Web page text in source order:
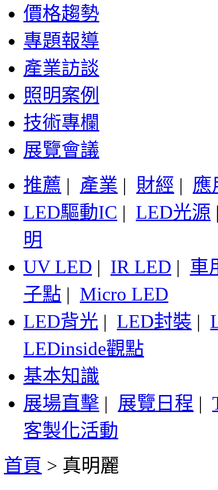
價格趨勢
專題報導
產業訪談
照明案例
技術專欄
展覽會議
推薦 | 產業 | 財經 | 應
LED驅動IC | LED光源
明
UV LED | IR LED | 車
子點 | Micro LED
LED背光 | LED封裝 |
LEDinside觀點
基本知識
展場直擊 | 展覽日程 |
客製化活動
首頁 > 真明麗